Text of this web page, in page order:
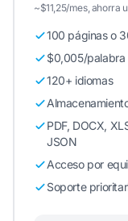
~$11,25/mes, ahorra
100 páginas o
$0,005/palabra
120+ idiomas
PDF, DOCX,
JSON
Acceso por
Soporte